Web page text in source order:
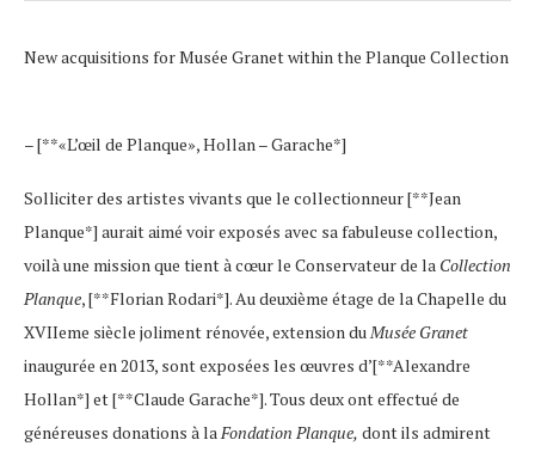
New acquisitions for Musée Granet within the Planque Collection
– [**«L’œil de Planque», Hollan – Garache*]
Solliciter des artistes vivants que le collectionneur [**Jean
Planque*] aurait aimé voir exposés avec sa fabuleuse collection,
voilà une mission que tient à cœur le Conservateur de la Collection
Planque, [**Florian Rodari*]. Au deuxième étage de la Chapelle du
XVIIeme siècle joliment rénovée, extension du Musée Granet
inaugurée en 2013, sont exposées les œuvres d’[**Alexandre
Hollan*] et [**Claude Garache*]. Tous deux ont effectué de
généreuses donations à la Fondation Planque, dont ils admirent